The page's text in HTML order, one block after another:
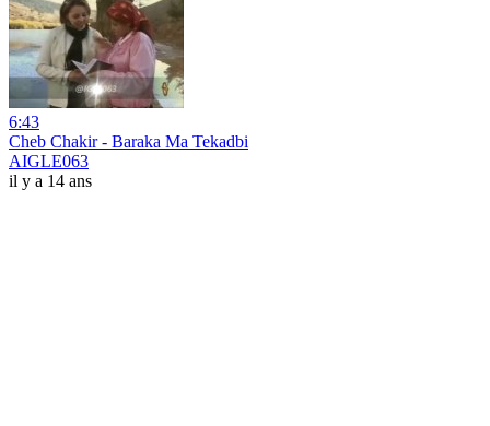
6:43
Cheb Chakir - Baraka Ma Tekadbi
AIGLE063
il y a 14 ans